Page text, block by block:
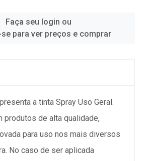
Faça seu login ou
para ver preços e comprar
a tinta Spray Uso Geral.
produtos de alta qualidade,
para uso nos mais diversos
No caso de ser aplicada